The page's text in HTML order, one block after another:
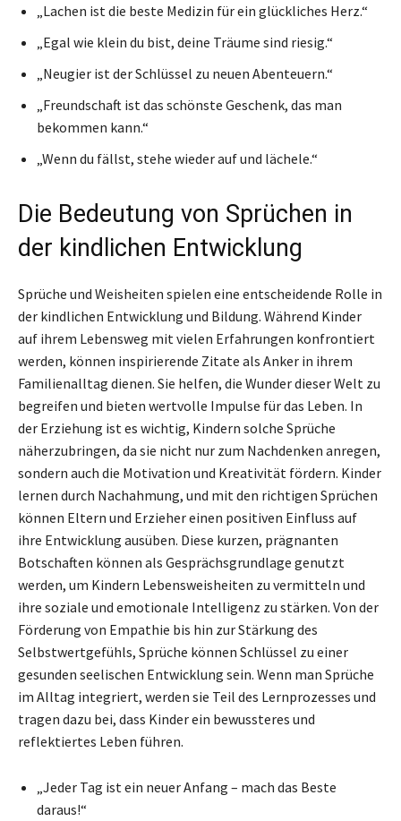
„Lachen ist die beste Medizin für ein glückliches Herz.“
„Egal wie klein du bist, deine Träume sind riesig.“
„Neugier ist der Schlüssel zu neuen Abenteuern.“
„Freundschaft ist das schönste Geschenk, das man
bekommen kann.“
„Wenn du fällst, stehe wieder auf und lächele.“
Die Bedeutung von Sprüchen in
der kindlichen Entwicklung
Sprüche und Weisheiten spielen eine entscheidende Rolle in
der kindlichen Entwicklung und Bildung. Während Kinder
auf ihrem Lebensweg mit vielen Erfahrungen konfrontiert
werden, können inspirierende Zitate als Anker in ihrem
Familienalltag dienen. Sie helfen, die Wunder dieser Welt zu
begreifen und bieten wertvolle Impulse für das Leben. In
der Erziehung ist es wichtig, Kindern solche Sprüche
näherzubringen, da sie nicht nur zum Nachdenken anregen,
sondern auch die Motivation und Kreativität fördern. Kinder
lernen durch Nachahmung, und mit den richtigen Sprüchen
können Eltern und Erzieher einen positiven Einfluss auf
ihre Entwicklung ausüben. Diese kurzen, prägnanten
Botschaften können als Gesprächsgrundlage genutzt
werden, um Kindern Lebensweisheiten zu vermitteln und
ihre soziale und emotionale Intelligenz zu stärken. Von der
Förderung von Empathie bis hin zur Stärkung des
Selbstwertgefühls, Sprüche können Schlüssel zu einer
gesunden seelischen Entwicklung sein. Wenn man Sprüche
im Alltag integriert, werden sie Teil des Lernprozesses und
tragen dazu bei, dass Kinder ein bewussteres und
reflektiertes Leben führen.
„Jeder Tag ist ein neuer Anfang – mach das Beste
daraus!“